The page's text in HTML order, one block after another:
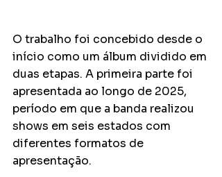
O trabalho foi concebido desde o
início como um álbum dividido em
duas etapas. A primeira parte foi
apresentada ao longo de 2025,
período em que a banda realizou
shows em seis estados com
diferentes formatos de
apresentação.